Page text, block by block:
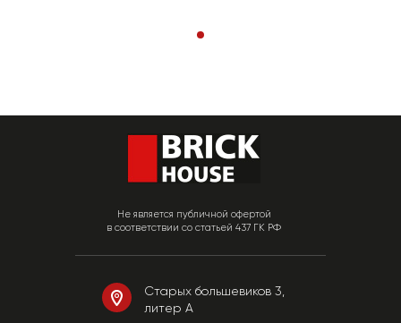
Не является публичной офертой
в соответствии со статьей 437 ГК РФ
Старых большевиков 3,
литер А